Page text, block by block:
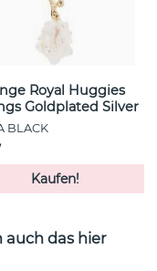
Royal Huggies
Goldplated Silver
BLACK
Kaufen!
auch das hier
Newsletter
auf Ihren